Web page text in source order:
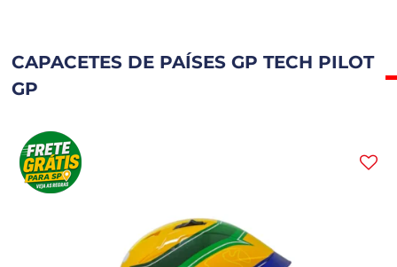
CAPACETES DE PAÍSES GP TECH PILOT
GP